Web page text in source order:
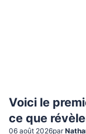
Voici le
ce que
06 août 2026par